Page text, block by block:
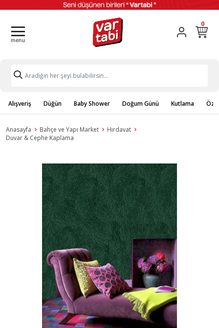
0
Alışveriş Düğün Baby Shower Doğum Günü Kutlama
Anasayfa Bahçe ve Yapı Market
Hırdavat
Duvar & Cephe Kaplama